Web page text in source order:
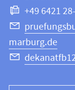
+49 6421
marburg.de